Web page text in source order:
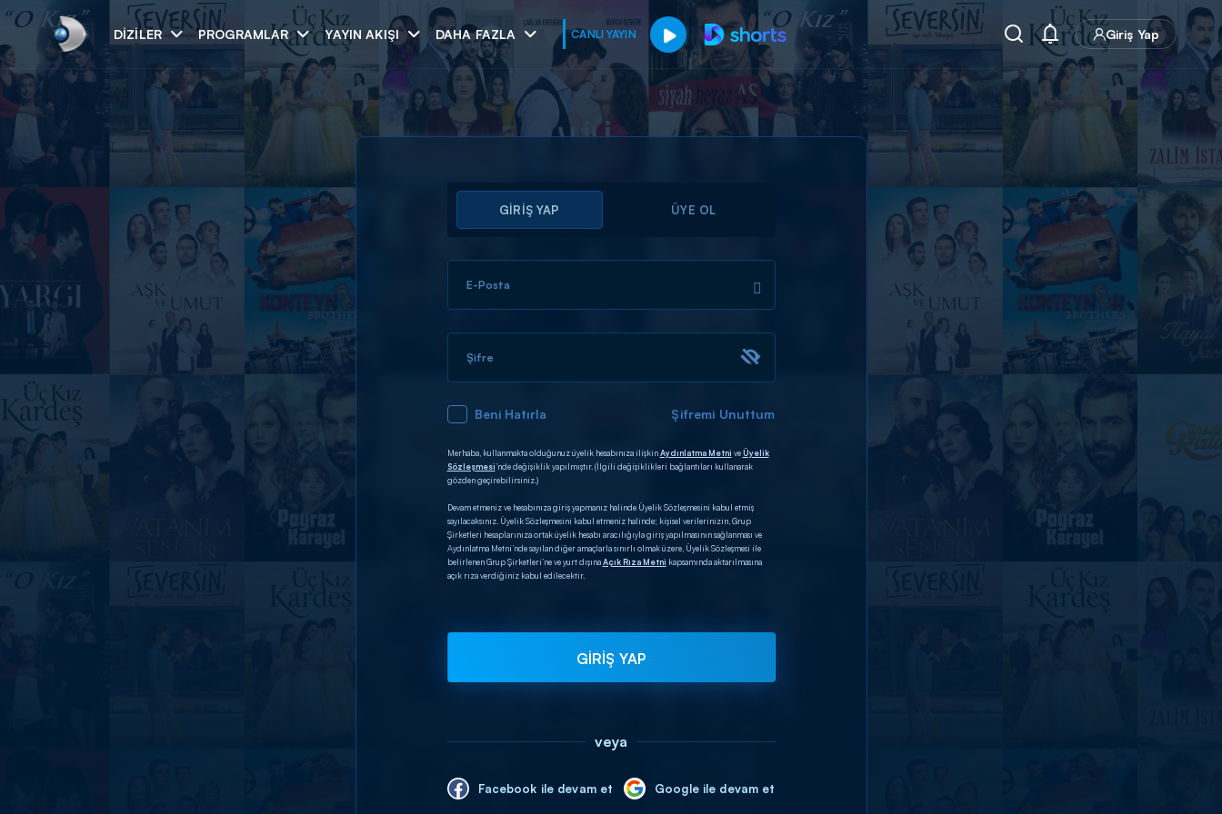
DIZILER PROGRAMLAR YAYIN AKIŞI DAHA FAZLA CANLI YAYIN Giriş Yap
Arama
ARAMA SONUÇLARI
GİRİŞ YAP ÜYE OL
E-Posta
Şifre
Beni Hatırla Şifremi Unuttum
Merhaba, kullanmakta olduğunuz üyelik hesabınıza ilişkinAydınlatma Metni veÜyelik
Sözleşmesi’nde değişiklik yapılmıştır. (İlgili değişiklikleri bağlantıları kullanarak
gözden geçirebilirsiniz.)
Devam etmeniz ve hesabınıza giriş yapmanız halinde Üyelik Sözleşmesini kabul etmiş
sayılacaksınız. Üyelik Sözleşmesini kabul etmeniz halinde; kişisel verilerinizin, Grup
Şirketleri hesaplarınıza ortak üyelik hesabı aracılığıyla giriş yapılmasının sağlanması ve
Aydınlatma Metni’nde sayılan diğer amaçlarla sınırlı olmak üzere, Üyelik Sözleşmesi ile
belirlenen Grup Şirketleri’ne ve yurt dışınaAçık Rıza Metni kapsamında aktarılmasına
açık rıza verdiğiniz kabul edilecektir.
GİRİŞ YAP
veya
Facebook ile devam et Google ile devam et